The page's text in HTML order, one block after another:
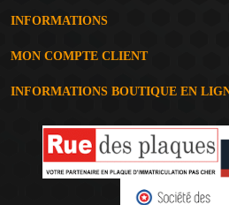
INFORMATIONS
MON COMPTE CLIENT
INFORMATIONS BOUTIQUE EN